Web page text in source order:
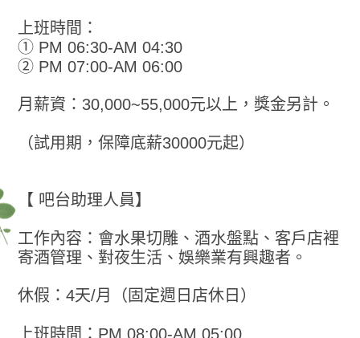
上班時間：
① PM 06:30-AM 04:30
② PM 07:00-AM 06:00
月薪資：30,000~55,000元以上，獎金另計。
（試用期，保障底薪30000元起）
【 吧台助理人員】
工作內容：會水果切雕、酒水盤點、客戶店裡
寄酒管理、對夜生活、娛樂業有興趣者。
休假：4天/月（固定週日店休日）
上班時間：PM 08:00-AM 05:00